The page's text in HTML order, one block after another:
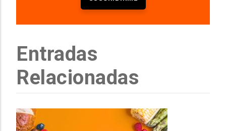
Entradas
Relacionadas